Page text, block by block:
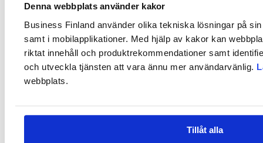
Denna webbplats använder kakor
Business Finland använder olika tekniska lösningar på
samt i mobilapplikationer. Med hjälp av kakor kan
riktat innehåll och produktrekommendationer samt
och utveckla tjänsten att vara ännu mer användarvänlig.
webbplats.
Tillåt alla
Finlands normala Co-Research-finansieringskriterier på
finansieringen. Dessutom ska projekten omfatta internationellt
samarbete.
Tidsplan och budget för forskningsansökan
Forskningsansökan öppnas officiellt i början av januari 2024.
Vi förutsätter en diskussion med Business Finland innan
kontakt person.
Finansieringsansökningarna ska lämnas in senast den 10
via Business Finlands nätservice. Mer detaljerade